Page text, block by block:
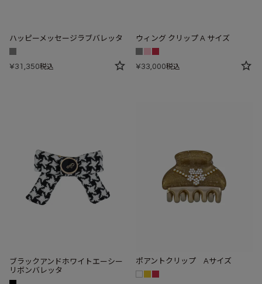
ハッピーメッセージラブバレッタ
¥31,350税込
ウィング クリップ A サイズ
¥33,000税込
ブラックアンドホワイトエーシー
リボンバレッタ
ポアントクリップ Aサイズ